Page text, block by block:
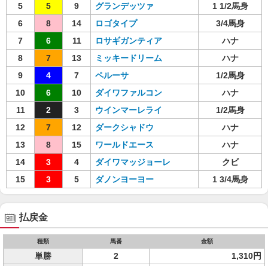
5
5 9 グランデッツァ
1 1/2馬身
6
8 14 ロゴタイプ
3/4馬身
7
6 11 ロサギガンティア
ハナ
8
7 13 ミッキードリーム
ハナ
9
4 7 ペルーサ
1/2馬身
10
6 10 ダイワファルコン
ハナ
11
2 3 ウインマーレライ
1/2馬身
12
7 12 ダークシャドウ
ハナ
13
8 15 ワールドエース
ハナ
14
3 4 ダイワマッジョーレ
クビ
15
3 5 ダノンヨーヨー 1 3/4馬身
払戻金
種類 馬番 金額
単勝 2 1,310円